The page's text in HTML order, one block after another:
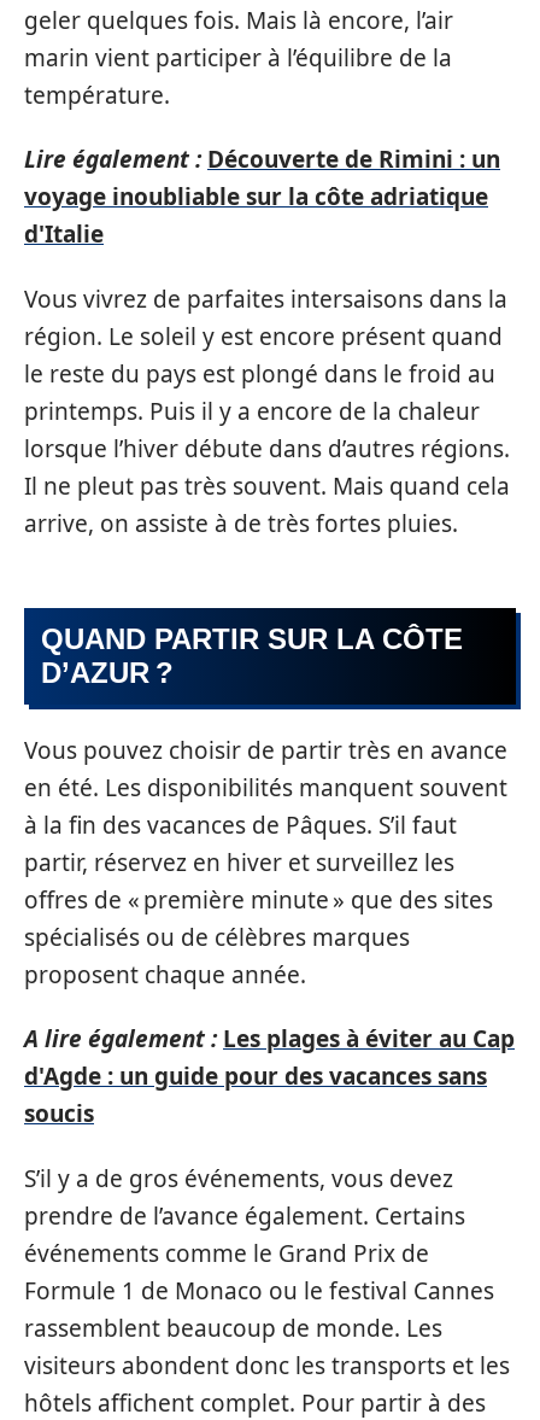
geler quelques fois. Mais là encore, l’air
marin vient participer à l’équilibre de la
température.
Lire également : Découverte de Rimini : un
voyage inoubliable sur la côte adriatique
d'Italie
Vous vivrez de parfaites intersaisons dans la
région. Le soleil y est encore présent quand
le reste du pays est plongé dans le froid au
printemps. Puis il y a encore de la chaleur
lorsque l’hiver débute dans d’autres régions.
Il ne pleut pas très souvent. Mais quand cela
arrive, on assiste à de très fortes pluies.
QUAND PARTIR SUR LA CÔTE
D’AZUR ?
Vous pouvez choisir de partir très en avance
en été. Les disponibilités manquent souvent
à la fin des vacances de Pâques. S’il faut
partir, réservez en hiver et surveillez les
offres de « première minute » que des sites
spécialisés ou de célèbres marques
proposent chaque année.
A lire également : Les plages à éviter au Cap
d'Agde : un guide pour des vacances sans
soucis
S’il y a de gros événements, vous devez
prendre de l’avance également. Certains
événements comme le Grand Prix de
Formule 1 de Monaco ou le festival Cannes
rassemblent beaucoup de monde. Les
visiteurs abondent donc les transports et les
hôtels affichent complet. Pour partir à des